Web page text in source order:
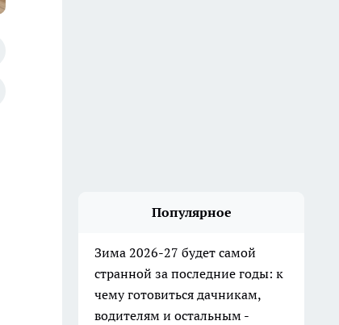
Популярное
Зима 2026-27 будет самой
странной за последние годы: к
чему готовиться дачникам,
водителям и остальным -